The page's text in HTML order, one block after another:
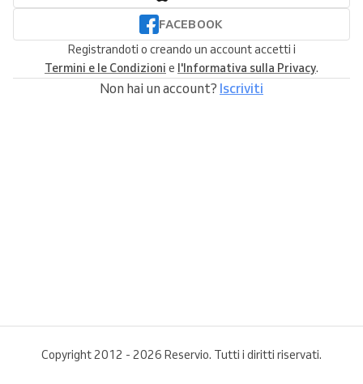
FACEBOOK
Registrandoti o creando un account accetti i
Termini e le Condizioni e l'Informativa sulla Privacy.
Non hai un account? Iscriviti
Copyright 2012 - 2026 Reservio. Tutti i diritti riservati.